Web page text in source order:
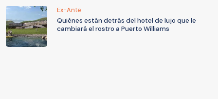
Ex-Ante
Quiénes están detrás del hotel de lujo que le
cambiará el rostro a Puerto Williams